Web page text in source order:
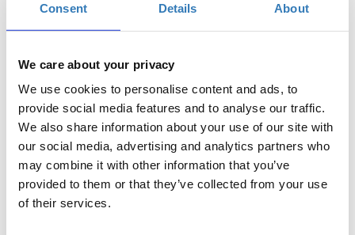
Consent Details About
We care about your privacy
We use cookies to personalise content and ads, to
provide social media features and to analyse our traffic.
We also share information about your use of our site with
our social media, advertising and analytics partners who
may combine it with other information that you’ve
provided to them or that they’ve collected from your use
of their services.
Συμμετοχή στο σεμινάριο
Η τιμή περιλαμβάνει όλα
€40,00
Η περίοδος εγγραφών
έχει λήξει.
Αν δεν έχεις ξαναχρησιμοποιήσει ζαχαρόπαστα,
αυτό είναι το ιδανικό σεμινάριο για εσένα!